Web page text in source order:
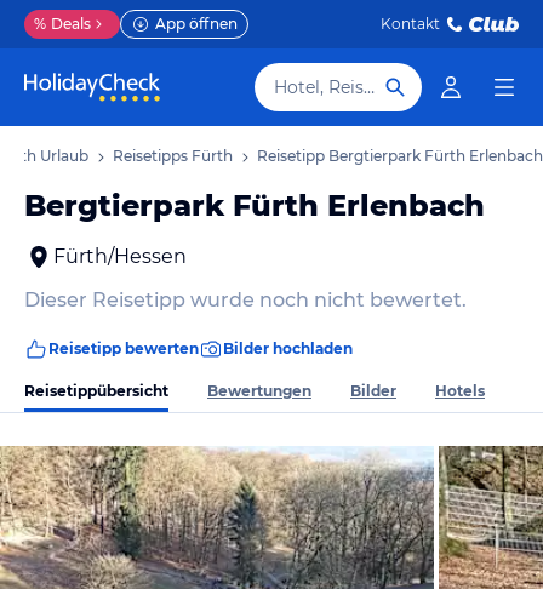
% Deals App öffnen Kontakt
Hotel, Reiseziel
Urlaub Reisetipps Fürth Reisetipp Bergtierpark Fürth Erlenbach
Bergtierpark Fürth Erlenbach
Fürth/Hessen
Dieser Reisetipp wurde noch nicht bewertet.
Reisetipp bewerten Bilder hochladen
Reisetippübersicht Bewertungen Bilder Hotels